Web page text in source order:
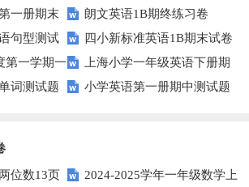
质量检测题
一册期末
朗文英语1B期终练习卷
句型测试
四小新标准英语1B期末试卷
第一学期一
卷
上海小学一年级英语下册期
中试卷
词测试题 小学英语第一册期中测试题
位数13页
2024-2025学年一年级数学上